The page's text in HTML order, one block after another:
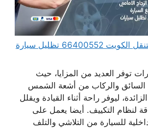
تظليل سيارات متنقل الكويت 66400552 تظليل سيارة
توفر العديد من المزايا، حيث
السائق والركاب من أشعة الشمس
ليوفر راحة أثناء القيادة ويقلل
لنظام التكييف. أيضا يعمل على
للسيارة من التلاشي والتلف